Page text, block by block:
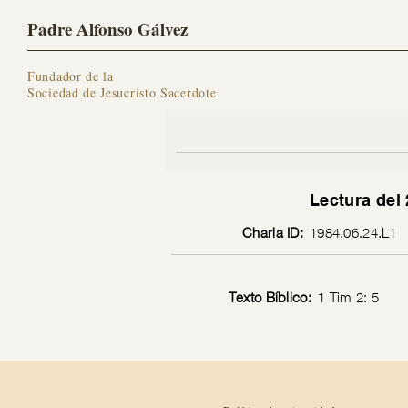
Padre Alfonso Gálvez
Fundador de la
Sociedad de Jesucristo Sacerdote
Lectura del
Charla ID: 1984.06.24.L1
Texto Bíblico: 1 Tim 2: 5